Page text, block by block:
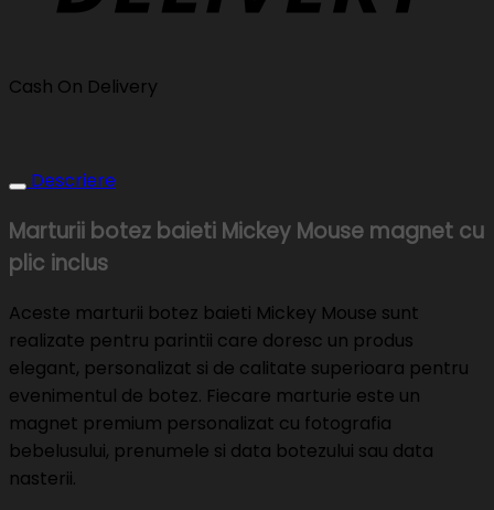
Cash On Delivery
Descriere
Marturii botez baieti Mickey Mouse magnet cu
plic inclus
Aceste marturii botez baieti Mickey Mouse sunt
realizate pentru parintii care doresc un produs
elegant, personalizat si de calitate superioara pentru
evenimentul de botez. Fiecare marturie este un
magnet premium personalizat cu fotografia
bebelusului, prenumele si data botezului sau data
nasterii.